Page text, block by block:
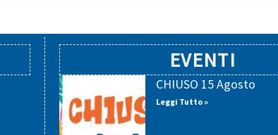
EVENTI
CHIUSO 15 Agosto
Leggi Tutto »